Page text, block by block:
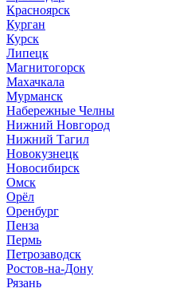
Красноярск
Курган
Курск
Липецк
Магнитогорск
Махачкала
Мурманск
Набережные Челны
Нижний Новгород
Нижний Тагил
Новокузнецк
Новосибирск
Омск
Орёл
Оренбург
Пенза
Пермь
Петрозаводск
Ростов-на-Дону
Рязань